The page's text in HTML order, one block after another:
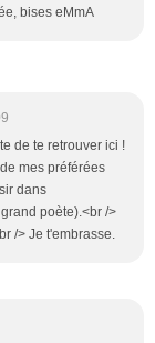
bises eMmA
de te retrouver ici !
mes préférées
dans
poète).<br />
/> Je t'embrasse.